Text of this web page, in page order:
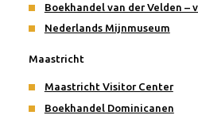
Boekhandel van der Velden –
Nederlands Mijnmuseum
Maastricht
Maastricht Visitor Center
Boekhandel Dominicanen